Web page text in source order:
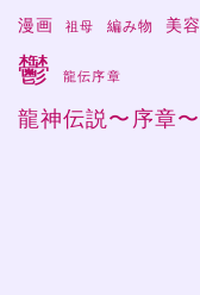
漫画 祖母 編み物 美容
鬱 龍伝序章
龍神伝説〜序章〜